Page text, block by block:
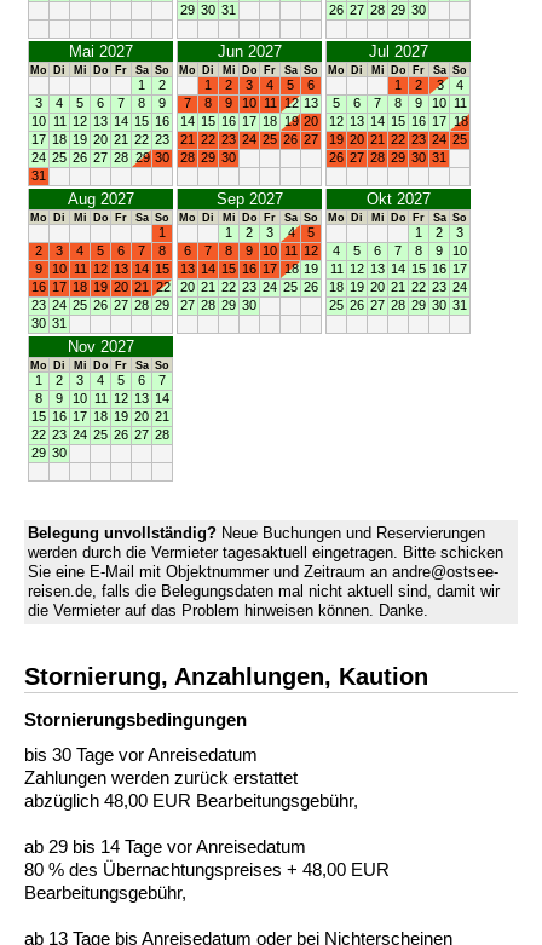
29 30 31
26 27 28 29 30
Mai 2027
Mo Di Mi Do Fr Sa So
1
2
3
4 5 6 7 8
9
10 11 12 13 14 15 16
17 18 19 20 21 22 23
24 25 26 27 28 29 30
31
Jun 2027
Mo Di Mi Do Fr Sa So
1 2 3 4 5
6
7
8 9 10 11 12 13
14 15 16 17 18 19 20
21 22 23 24 25 26 27
28 29 30
Jul 2027
Mo Di Mi Do Fr Sa So
1 2 3
4
5
6 7 8 9 10 11
12 13 14 15 16 17 18
19 20 21 22 23 24 25
26 27 28 29 30 31
Aug 2027
Mo Di Mi Do Fr Sa So
1
2
3 4 5 6 7
8
9
10 11 12 13 14 15
16 17 18 19 20 21
22
23 24 25 26 27 28 29
30 31
Sep 2027
Mo Di Mi Do Fr Sa So
1 2 3 4
5
6
7 8 9 10 11
12
13 14 15 16 17 18 19
20 21 22 23 24 25 26
27 28 29 30
Okt 2027
Mo Di Mi Do Fr Sa So
1 2
3
4
5 6 7 8 9
10
11
12 13 14 15 16 17
18 19 20 21 22 23 24
25 26 27 28 29 30 31
Nov 2027
Mo Di Mi Do Fr Sa So
1 2 3 4 5 6
7
8
9 10 11 12 13 14
15 16 17 18 19 20 21
22 23 24 25 26 27 28
29 30
Belegung unvollständig? Neue Buchungen und Reservierungen
werden durch die Vermieter tagesaktuell eingetragen. Bitte schicken
Sie eine E-Mail mit Objektnummer und Zeitraum an andre@ostsee-
reisen.de, falls die Belegungsdaten mal nicht aktuell sind, damit wir
die Vermieter auf das Problem hinweisen können. Danke.
Stornierung, Anzahlungen, Kaution
Stornierungs­bedingungen
bis 30 Tage vor Anreisedatum
Zahlungen werden zurück erstattet
abzüglich 48,00 EUR Bearbeitungsgebühr,
ab 29 bis 14 Tage vor Anreisedatum
80 % des Übernachtungspreises + 48,00 EUR
Bearbeitungsgebühr,
ab 13 Tage bis Anreisedatum oder bei Nichterscheinen